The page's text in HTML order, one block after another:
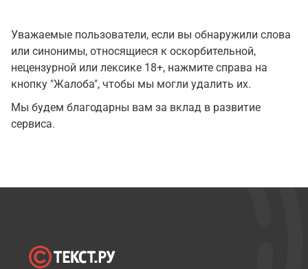
Уважаемые пользователи, если вы обнаружили слова
или синонимы, относящиеся к оскорбительной,
нецензурной или лексике 18+, нажмите справа на
кнопку "Жалоба", чтобы мы могли удалить их.
Мы будем благодарны вам за вклад в развитие
сервиса.